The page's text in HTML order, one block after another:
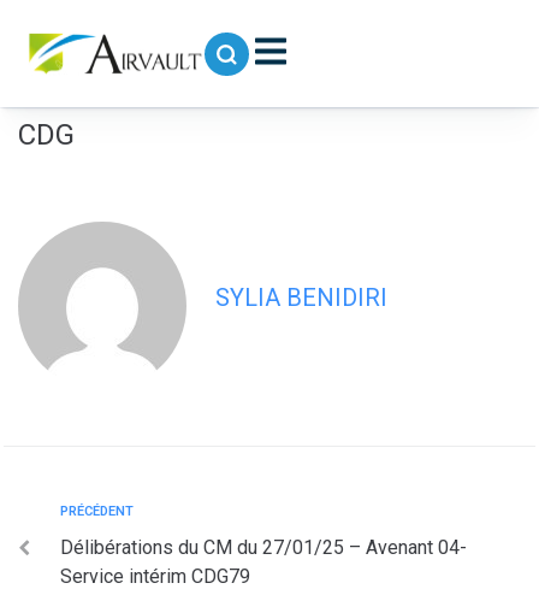
Délibérations du CM du 27/01/25 –
CDG
SYLIA BENIDIRI
PRÉCÉDENT
Délibérations du CM du 27/01/25 – Avenant 04-
Service intérim CDG79